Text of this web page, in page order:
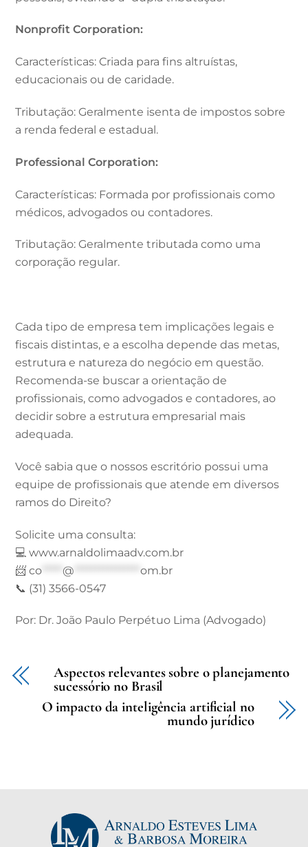
Nonprofit Corporation:
Características: Criada para fins altruístas,
educacionais ou de caridade.
Tributação: Geralmente isenta de impostos sobre
a renda federal e estadual.
Professional Corporation:
Características: Formada por profissionais como
médicos, advogados ou contadores.
Tributação: Geralmente tributada como uma
corporação regular.
Cada tipo de empresa tem implicações legais e
fiscais distintas, e a escolha depende das metas,
estrutura e natureza do negócio em questão.
Recomenda-se buscar a orientação de
profissionais, como advogados e contadores, ao
decidir sobre a estrutura empresarial mais
adequada.
Você sabia que o nossos escritório possui uma
equipe de profissionais que atende em diversos
ramos do Direito?
Solicite uma consulta:
💻 www.arnaldolimaadv.com.br
📨co *****@ ****************om.br
📞 (31) 3566-0547
Por: Dr. João Paulo Perpétuo Lima (Advogado)
Aspectos relevantes sobre o planejamento
sucessório no Brasil
O impacto da inteligência artificial no
mundo jurídico